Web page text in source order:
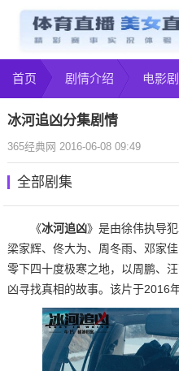
首页 剧情介绍 电影
冰河追凶分集剧情
365经典网 2016-06-08 09:49
全部剧集
《冰河追凶》是由徐伟执导
梁家辉、佟大为、周冬雨、邓家
零下四十度极寒之地，以周鹏、
凶寻找真相的故事。该片于2016